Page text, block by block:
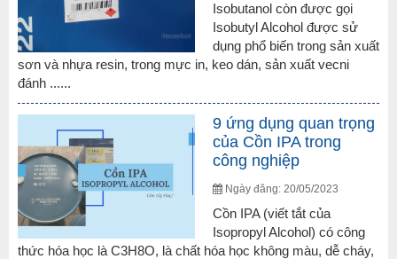
Isobutanol còn được gọi
Isobutyl Alcohol được sử
dụng phổ biến trong sản xuất
sơn và nhựa resin, trong mực in, keo dán, sản xuất vecni
đánh ......
9 ứng dụng quan trọng
của Cồn IPA trong
công nghiệp
Ngày đăng: 20/05/2023
Cồn IPA (viết tắt của
Isopropyl Alcohol) có công
thức hóa học là C3H8O, là chất hóa học không màu, dễ cháy,